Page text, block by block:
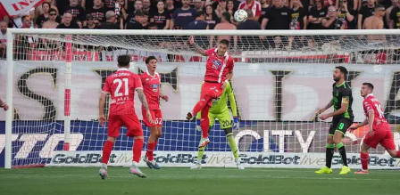
Hockey
Altri sport
Hockey
Pallanuoto
Pallamano